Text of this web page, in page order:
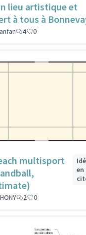
lieu artistique et
à tous à
4 0
multisport
en
2 0